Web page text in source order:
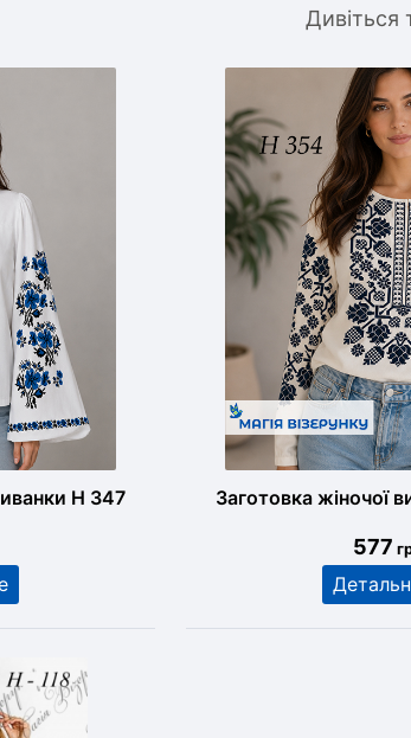
Дивіться
Н 347 Заготовка жіночої
577